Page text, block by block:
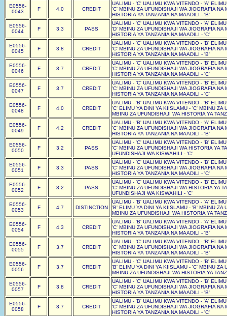
E0556-
0043
F 4.0 CREDIT
UALIMU - 'C' UALIMU KWA VITENDO - 'A'
'C' MBINU ZA UFUNDISHAJI WA JIOGRAFIA NA
HISTORIA YA TANZANIA NA MAADILI - 'B'
E0556-
0044
F 3.3 PASS
UALIMU - 'C' UALIMU KWA VITENDO - 'A'
'D' MBINU ZA UFUNDISHAJI WA JIOGRAFIA NA
HISTORIA YA TANZANIA NA MAADILI - 'C'
E0556-
0045
F 3.8 CREDIT
UALIMU - 'C' UALIMU KWA VITENDO - 'B'
'C' MBINU ZA UFUNDISHAJI WA JIOGRAFIA NA
HISTORIA YA TANZANIA NA MAADILI - 'B'
E0556-
0046
F 3.7 CREDIT
UALIMU - 'C' UALIMU KWA VITENDO - 'B'
'C' MBINU ZA UFUNDISHAJI WA JIOGRAFIA NA
HISTORIA YA TANZANIA NA MAADILI - 'C'
E0556-
0047
F 3.7 CREDIT
UALIMU - 'C' UALIMU KWA VITENDO - 'B'
'C' MBINU ZA UFUNDISHAJI WA JIOGRAFIA NA
HISTORIA YA TANZANIA NA MAADILI - 'C'
E0556-
0048
F 4.0 CREDIT
UALIMU - 'B' UALIMU KWA VITENDO - 'B'
'C' ELIMU YA DINI YA KIISLAMU - 'C' MBINU ZA
MBINU ZA UFUNDISHAJI WA HISTORIA YA
E0556-
0049
F 4.2 CREDIT
UALIMU - 'B' UALIMU KWA VITENDO - 'A'
'C' MBINU ZA UFUNDISHAJI WA JIOGRAFIA NA
HISTORIA YA TANZANIA NA MAADILI - 'B'
E0556-
0050
F 3.2 PASS
UALIMU - 'C' UALIMU KWA VITENDO - 'B'
'C' MBINU ZA UFUNDISHAJI WA HISTORIA YA
UFUNDISHAJI WA KISWAHILI - 'C'
E0556-
0051
F 3.3 PASS
UALIMU - 'C' UALIMU KWA VITENDO - 'B'
'C' MBINU ZA UFUNDISHAJI WA JIOGRAFIA NA
HISTORIA YA TANZANIA NA MAADILI - 'C'
E0556-
0052
F 3.2 PASS
UALIMU - 'C' UALIMU KWA VITENDO - 'B'
'C' MBINU ZA UFUNDISHAJI WA HISTORIA YA
UFUNDISHAJI WA KISWAHILI - 'C'
E0556-
0053
F 4.7 DISTINCTION
UALIMU - 'B' UALIMU KWA VITENDO - 'A'
'B' ELIMU YA DINI YA KIISLAMU - 'B' MBINU ZA
MBINU ZA UFUNDISHAJI WA HISTORIA YA
E0556-
0054
F 4.3 CREDIT
UALIMU - 'B' UALIMU KWA VITENDO - 'A'
'C' MBINU ZA UFUNDISHAJI WA JIOGRAFIA NA
HISTORIA YA TANZANIA NA MAADILI - 'B'
E0556-
0055
F 3.7 CREDIT
UALIMU - 'C' UALIMU KWA VITENDO - 'B'
'C' MBINU ZA UFUNDISHAJI WA JIOGRAFIA NA
HISTORIA YA TANZANIA NA MAADILI - 'B'
E0556-
0056
F 3.7 CREDIT
UALIMU - 'C' UALIMU KWA VITENDO - 'B'
'B' ELIMU YA DINI YA KIISLAMU - 'C' MBINU ZA
MBINU ZA UFUNDISHAJI WA HISTORIA YA
E0556-
0057
F 3.8 CREDIT
UALIMU - 'C' UALIMU KWA VITENDO - 'B'
'C' MBINU ZA UFUNDISHAJI WA JIOGRAFIA NA
HISTORIA YA TANZANIA NA MAADILI - 'B'
E0556-
0058
F 3.7 CREDIT
UALIMU - 'B' UALIMU KWA VITENDO - 'A'
'C' MBINU ZA UFUNDISHAJI WA JIOGRAFIA NA
HISTORIA YA TANZANIA NA MAADILI - 'C'